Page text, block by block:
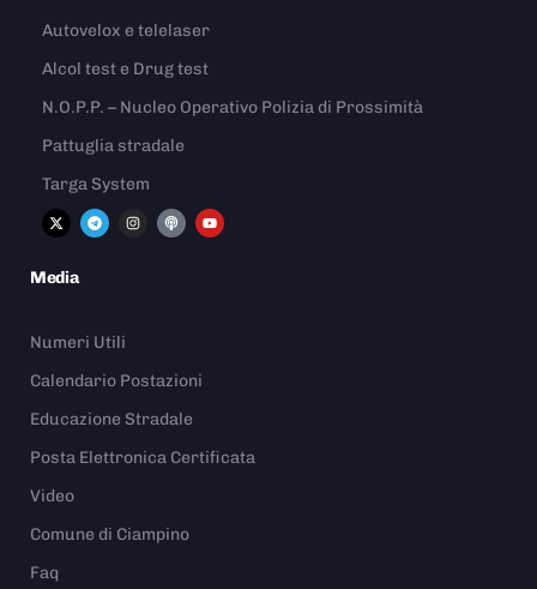
Autovelox e telelaser
Alcol test e Drug test
N.O.P.P. – Nucleo Operativo Polizia di Prossimità
Pattuglia stradale
Targa System
Media
Numeri Utili
Calendario Postazioni
Educazione Stradale
Posta Elettronica Certificata
Video
Comune di Ciampino
Faq